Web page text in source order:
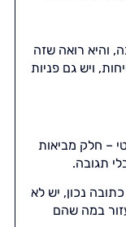
והיא רואה שזה
ויש גם פניות
– חלק מביאות
תגובה.
נכון, יש לא
במה שהם